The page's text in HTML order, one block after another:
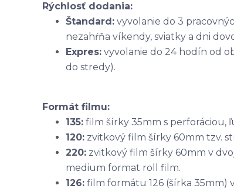
Rýchlosť dodania:
Štandard: vyvolanie do 3
nezahŕňa víkendy, sviatky a dni
Expres: vyvolanie do 24 hodín od
do stredy).
Formát filmu:
135: film šírky 35mm s perforáciou,
120: zvitkový film šírky 60mm tzv.
220: zvitkový film šírky 60mm v
medium format roll film.
126: film formátu 126 (šírka 35mm)